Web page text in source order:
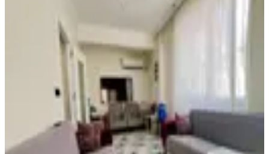
Dulkadiroğlu, Yahya Kemal Mahallesi
2+1
80 m²·1. Kat·
YENİ ROTA İNŞAAT EMLAKTaner B
Ara